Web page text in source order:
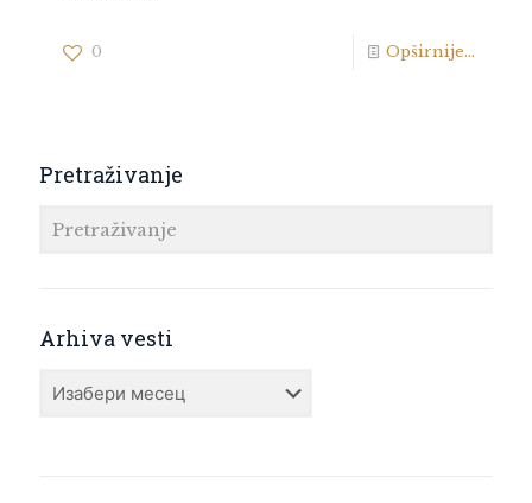
0 Opširnije...
Pretraživanje
Arhiva vesti
vesti